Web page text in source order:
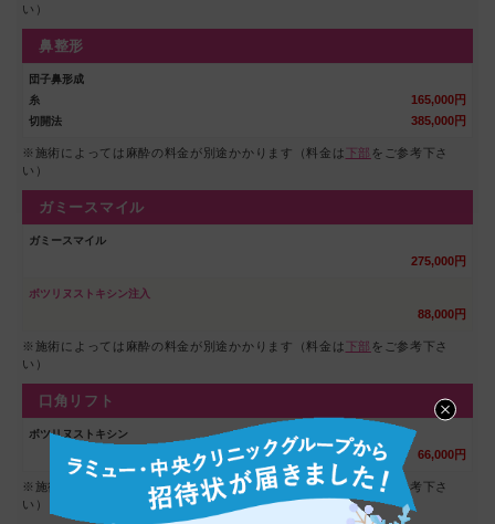
い）
鼻整形
団子鼻形成
糸
165,000円
切開法 385,000円
※施術によっては麻酔の料金が別途かかります（料金は 下部 をご参考下さ
い）
ガミースマイル
ガミースマイル
275,000円
ボツリヌストキシン注入
88,000円
※施術によっては麻酔の料金が別途かかります（料金は 下部 をご参考下さ
い）
口角リフト
ボツリヌストキシン
66,000円
※施術によっては麻酔の料金が別途かかります（料金は下部をご参考下さ
い）